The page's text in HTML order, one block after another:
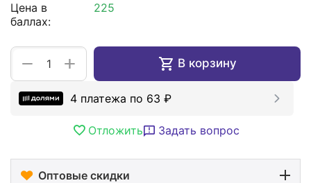
Цена в
баллах:
225
+
− В корзину
4 платежа по 63 ₽
Отложить Задать вопрос
Оптовые скидки